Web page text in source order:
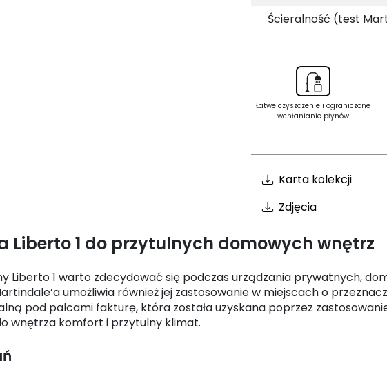
Ścieralność (test
Łatwe czyszczenie i ograniczone
wchłanianie płynów
Karta kolekcji
Zdjęcia
Liberto 1 do przytulnych domowych wnętrz
Liberto 1 warto zdecydować się podczas urządzania prywatnych,
umożliwia również jej zastosowanie w miejscach o
pod palcami fakturę, która została uzyskana poprzez
wnętrza komfort i przytulny klimat.